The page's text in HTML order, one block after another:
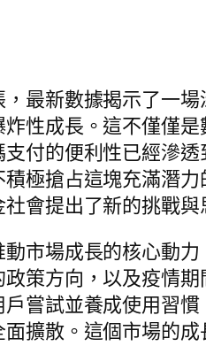
最新數據揭示了一
性成長。這不僅僅
付的便利性已經滲
極搶占這塊充滿潛
會提出了新的挑戰與
市場成長的核心動
策方向，以及疫情
嘗試並養成使用習
擴散。這個市場的